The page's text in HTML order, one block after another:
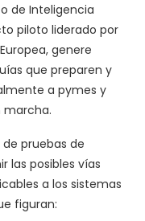
de Inteligencia
piloto liderado por
genere
que preparen y
a pymes y
marcha.
pruebas de
las posibles vías
a los sistemas
figuran: